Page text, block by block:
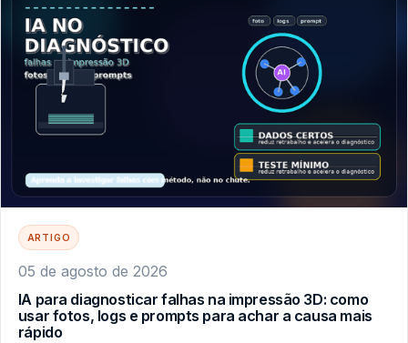
ARTIGO
05 de agosto de 2026
IA para diagnosticar falhas na impressão 3D: como
usar fotos, logs e prompts para achar a causa mais
rápido